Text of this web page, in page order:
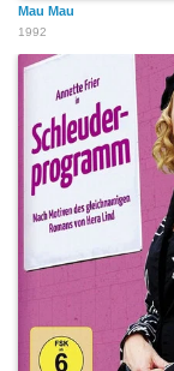
Mau Mau
1992